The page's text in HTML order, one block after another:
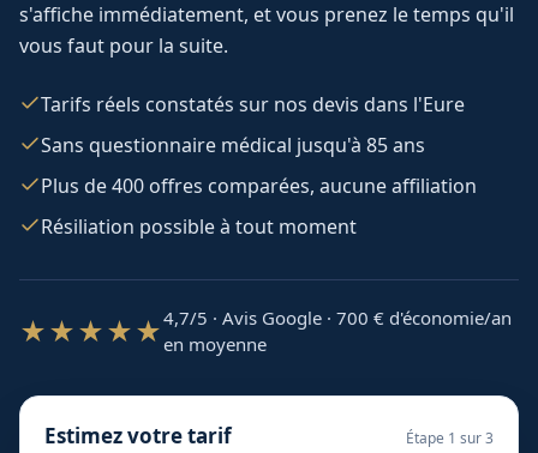
s'affiche immédiatement, et vous prenez le temps qu'il
vous faut pour la suite.
Tarifs réels constatés sur nos devis dans l'Eure
Sans questionnaire médical jusqu'à 85 ans
Plus de 400 offres comparées, aucune affiliation
Résiliation possible à tout moment
★★★★★4,7/5 · Avis Google · 700 € d'économie/an
en moyenne
Estimez votre tarif Étape 1 sur 3